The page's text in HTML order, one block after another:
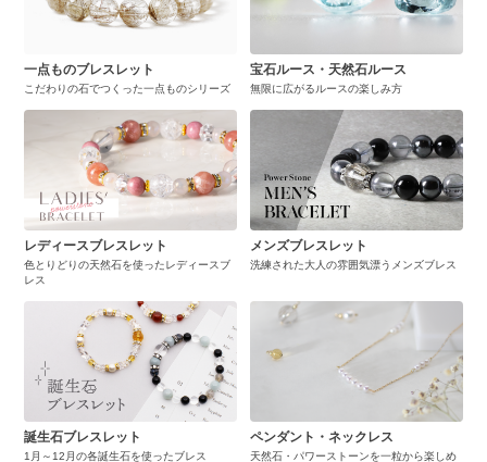
一点ものブレスレット
こだわりの石でつくった一点ものシリーズ
宝石ルース・天然石ルース
無限に広がるルースの楽しみ方
レディースブレスレット
色とりどりの天然石を使ったレディースブ
レス
メンズブレスレット
洗練された大人の雰囲気漂うメンズブレス
誕生石ブレスレット
1月～12月の各誕生石を使ったブレス
ペンダント・ネックレス
天然石・パワーストーンを一粒から楽しめ